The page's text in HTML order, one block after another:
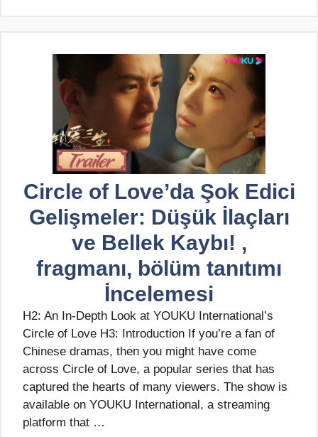
Circle of Love’da Şok Edici
Gelişmeler: Düşük İlaçları
ve Bellek Kaybı! ,
fragmanı, bölüm tanıtımı
İncelemesi
H2: An In-Depth Look at YOUKU International’s
Circle of Love H3: Introduction If you’re a fan of
Chinese dramas, then you might have come
across Circle of Love, a popular series that has
captured the hearts of many viewers. The show is
available on YOUKU International, a streaming
platform that …